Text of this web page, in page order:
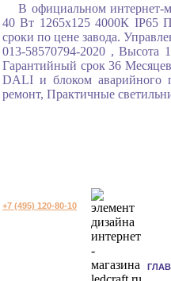
В официальном
40 Вт 1265x125 4000К IP65
сроки по цене завода.
013-58570794-2020 , Высота
Гарантийный срок 36
DALI и блоком аварийного
ремонт, Практичные
+7 (495) 120-80-10